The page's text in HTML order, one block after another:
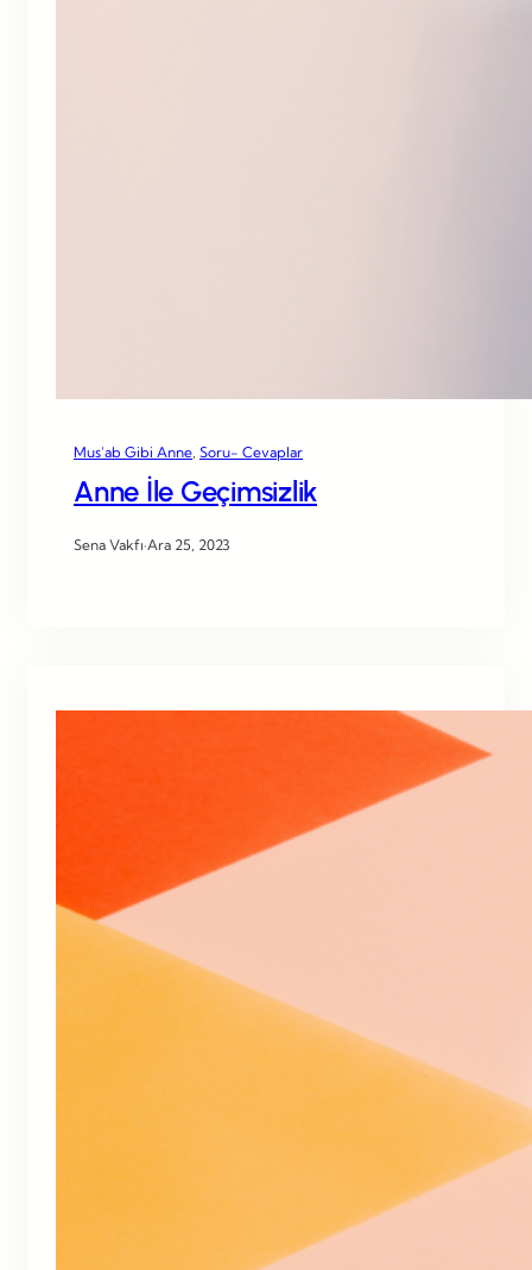
Mus’ab Gibi Anne Soru- Cevaplar
Anne İle Geçimsizlik
Sena Vakfı·Ara 25, 2023